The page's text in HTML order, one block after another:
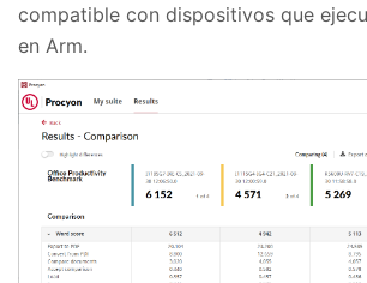
compatible con dispositivos que
en Arm.